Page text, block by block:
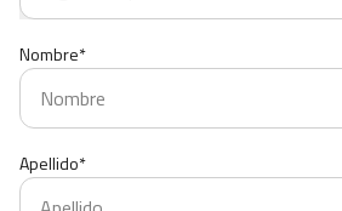
Nombre*
Apellido*